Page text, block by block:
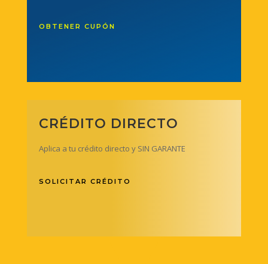
OBTENER CUPÓN
CRÉDITO DIRECTO
Aplica a tu crédito directo y SIN GARANTE
SOLICITAR CRÉDITO